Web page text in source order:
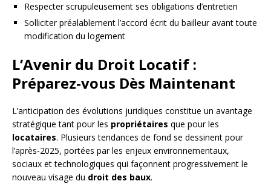
Respecter scrupuleusement ses obligations d’entretien
Solliciter préalablement l’accord écrit du bailleur avant toute
modification du logement
L’Avenir du Droit Locatif :
Préparez-vous Dès Maintenant
L’anticipation des évolutions juridiques constitue un avantage
stratégique tant pour les propriétaires que pour les
locataires. Plusieurs tendances de fond se dessinent pour
l’après-2025, portées par les enjeux environnementaux,
sociaux et technologiques qui façonnent progressivement le
nouveau visage du droit des baux.